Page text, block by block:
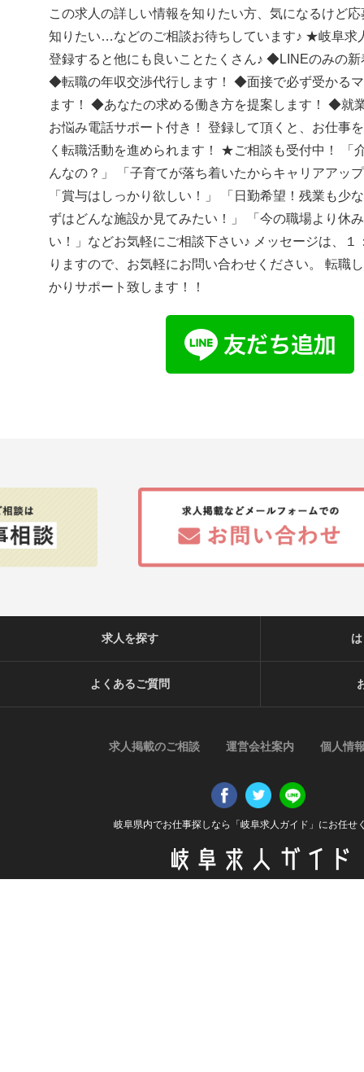
この求人の詳しい情報を知りたい方、気になるけど
知りたい…などのご相談お待ちしています♪ ★岐阜求
登録すると他にも良いことたくさん♪ ◆LINEのみの
◆転職の年収交渉代行します！ ◆面接で必ず受かる
ます！ ◆あなたの求める働き方を提案します！ ◆就
お悩み電話サポート付き！ 登録して頂くと、お仕事
く転職活動を進められます！ ★ご相談も受付中！ 「
んなの？」 「子育てが落ち着いたからキャリアアッ
「賞与はしっかり欲しい！」 「日勤希望！残業も少
ずはどんな施設か見てみたい！」 「今の職場より休
い！」などお気軽にご相談下さい♪ メッセージは、１
りますので、お気軽にお問い合わせください。 転職
かりサポート致します！！
岐阜県内でお仕事探しなら「岐阜求人ガイド」にお任せ
求人を探す
よくあるご質問
求人掲載のご相談 運営会社案内 個人情